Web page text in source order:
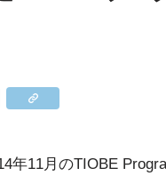
年11月のTIOBE